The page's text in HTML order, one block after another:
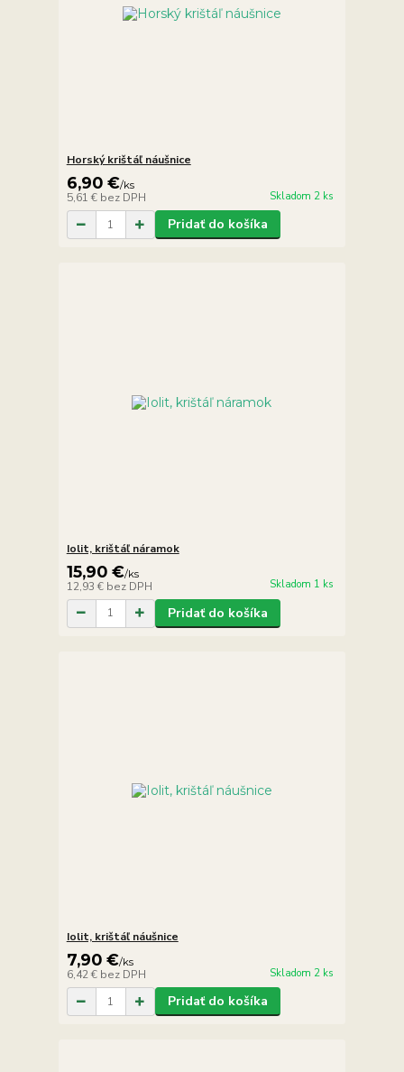
Horský krištáľ náušnice
6,90 €/ks
5,61 € bez DPH Skladom 2 ks
Pridať do košíka
Iolit, krištáľ náramok
15,90 €/ks
12,93 € bez DPH Skladom 1 ks
Pridať do košíka
Iolit, krištáľ náušnice
7,90 €/ks
6,42 € bez DPH Skladom 2 ks
Pridať do košíka